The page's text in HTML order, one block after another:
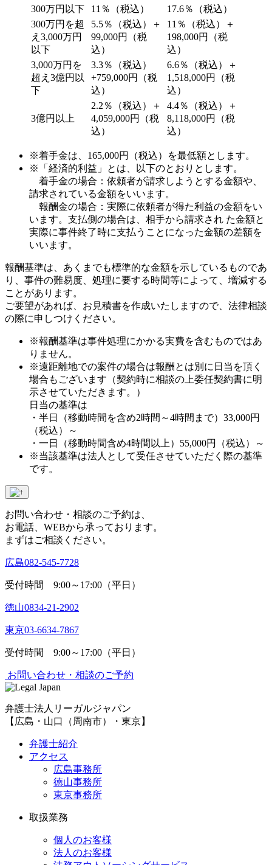
300万円以下 11％（税込）
17.6％（税込）
300万円を超
え3,000万円
以下
5.5％（税込）＋
99⁩,000円（税
込）
11％（税込）＋
198,000円（税
込）
3,000万円を
超え3億円以
下
3.3％（税込）
+759,000円（税
込）
6.6％（税込）＋
1,518,000円（税
込）
3億円以上
2.2％（税込）＋
4,059,000円（税
込）
4.4％（税込）＋
8,118,000円（税
込）
※着手金は、165,000円（税込）を最低額とします。
※「経済的利益」とは、以下のとおりとします。
着手金の場合：依頼者が請求しようとする金額や、
請求されている金額をいいます。
報酬金の場合：実際に依頼者が得た利益の金額をい
います。支払側の場合は、相手から請求され た金額と
実際に事件終了時に支払うことになった金額の差額を
いいます。
報酬基準は、あくまでも標準的な金額を示しているものであ
り、事件の難易度、処理に要する時間等によって、増減する
ことがあります。
ご要望があれば、お見積書を作成いたしますので、法律相談
の際に申しつけください。
※報酬基準は事件処理にかかる実費を含むものではあ
りません。
※遠距離地での案件の場合は報酬とは別に日当を頂く
場合もございます（契約時に相談の上委任契約書に明
示させていただきます。）
日当の基準は
・半日（移動時間を含め2時間～4時間まで）33,000円
（税込）～
・一日（移動時間含め4時間以上）55,000円（税込）～
※当該基準は法人として受任させていただく際の基準
です。
お問い合わせ・相談のご予約は、
お電話、WEBから承っております。
まずはご相談ください。
広島082-545-7728
受付時間 9:00～17:00（平日）
徳山0834-21-2902
東京03-6634-7867
受付時間 9:00～17:00（平日）
お問い合わせ・相談のご予約
弁護士法人リーガルジャパン
【広島・山口（周南市）・東京】
弁護士紹介
アクセス
広島事務所
徳山事務所
東京事務所
取扱業務
個人のお客様
法人のお客様